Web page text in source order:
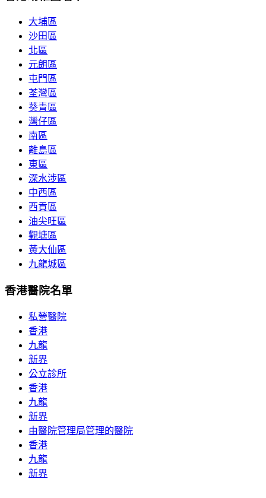
大埔區
沙田區
北區
元朗區
屯門區
荃灣區
葵青區
灣仔區
南區
離島區
東區
深水涉區
中西區
西貢區
油尖旺區
觀塘區
黃大仙區
九龍城區
香港醫院名單
私營醫院
香港
九龍
新界
公立診所
香港
九龍
新界
由醫院管理局管理的醫院
香港
九龍
新界